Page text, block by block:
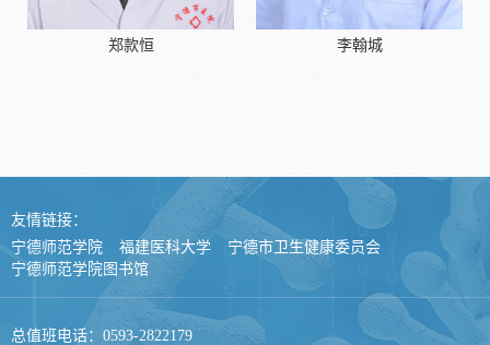
郑款恒 李翰城
友情链接：
宁德师范学院
福建医科大学
宁德市卫生健康委员会
宁德师范学院图书馆
总值班电话：0593-2822179